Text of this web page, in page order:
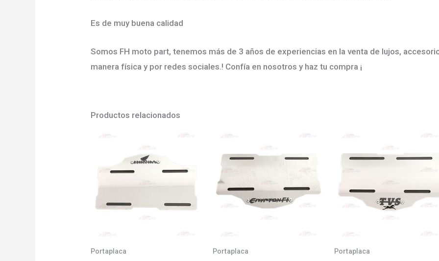
Es de muy buena calidad
Somos FH moto part, tenemos más de 3 años de experiencias en la venta de lujos,
manera física y por redes sociales.! Confía en nosotros y haz tu compra ¡
Productos relacionados
Portaplaca Portaplaca Portaplaca